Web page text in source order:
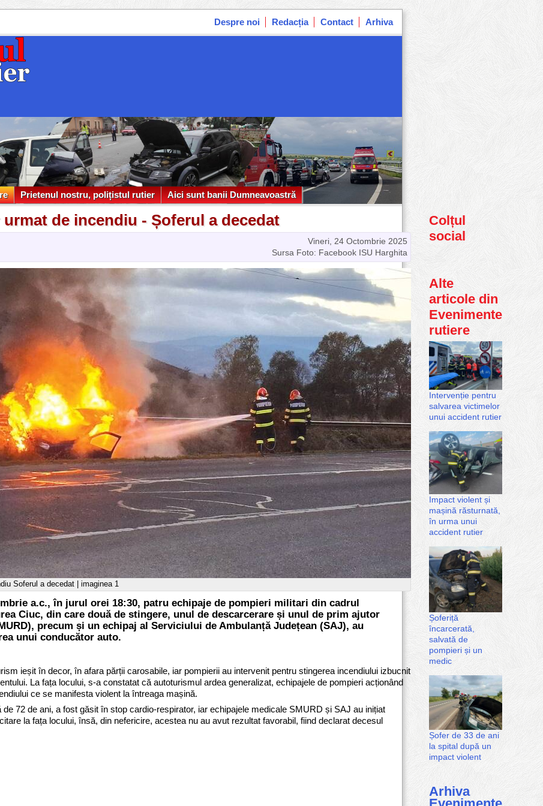
Despre noi Redacția Contact Arhiva
Prietenul nostru, polițistul rutier Aici sunt banii Dumneavoastră
de incendiu - Șoferul a decedat
Vineri, 24 Octombrie 2025
Sursa Foto: Facebook ISU Harghita
Soferul a decedat | imaginea 1
a.c., în jurul orei 18:30, patru echipaje de pompieri militari din cadrul
Ciuc, din care două de stingere, unul de descarcerare și unul de prim ajutor
precum și un echipaj al Serviciului de Ambulanță Județean (SAJ), au
unui conducător auto.
ieșit în decor, în afara părții carosabile, iar pompierii au intervenit pentru stingerea incendiului izbucnit
La fața locului, s-a constatat că autoturismul ardea generalizat, echipajele de pompieri acționând
ce se manifesta violent la întreaga mașină.
72 de ani, a fost găsit în stop cardio-respirator, iar echipajele medicale SMURD și SAJ au inițiat
la fața locului, însă, din nefericire, acestea nu au avut rezultat favorabil, fiind declarat decesul
Colțul
social
Alte
articole din
Evenimente
rutiere
Intervenție pentru
salvarea victimelor
unui accident rutier
Impact violent și
mașină răsturnată,
în urma unui
accident rutier
Șoferiță
încarcerată,
salvată de
pompieri și un
medic
Șofer de 33 de ani
la spital după un
impact violent
Arhiva